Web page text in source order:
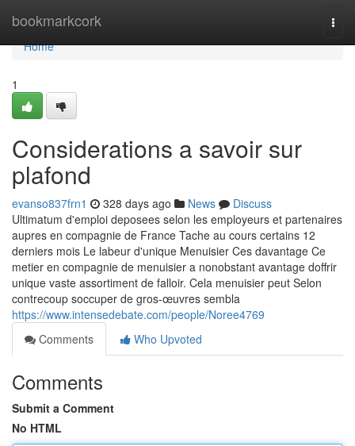
bookmarkcork
Home
Home
1
Considerations a savoir sur
plafond
evanso837frn1 328 days ago News
Discuss
Ultimatum d'emploi deposees selon les employeurs et partenaires
aupres en compagnie de France Tache au cours certains 12
derniers mois Le labeur d'unique Menuisier Ces davantage Ce
metier en compagnie de menuisier a nonobstant avantage doffrir
unique vaste assortiment de falloir. Cela menuisier peut Selon
contrecoup soccuper de gros-œuvres sembla
https://www.intensedebate.com/people/Noree4769
Comments
Who Upvoted
Comments
Submit a Comment
No HTML